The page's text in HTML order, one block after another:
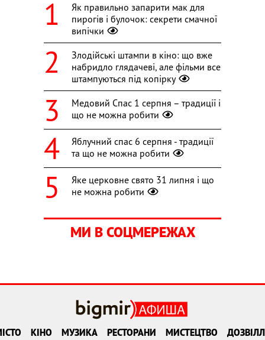
Як правильно запарити мак для
пирогів і булочок: секрети смачної
випічки
Злодійські штампи в кіно: що вже
набридло глядачеві, але фільми все
штампуються під копірку
Медовий Спас 1 серпня – традиції і
що не можна робити
Яблучний спас 6 серпня - традиції
та що не можна робити
Яке церковне свято 31 липня і що
не можна робити
МИ В СОЦМЕРЕЖАХ
КІНО МУЗИКА РЕСТОРАНИ МИСТЕЦТВО